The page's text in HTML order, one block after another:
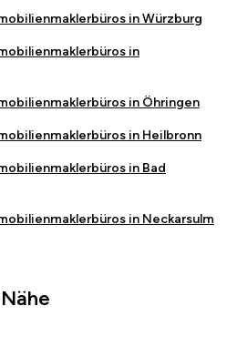
inWürzburg
in
in Öhringen
in Heilbronn
in Bad
in Neckarsulm